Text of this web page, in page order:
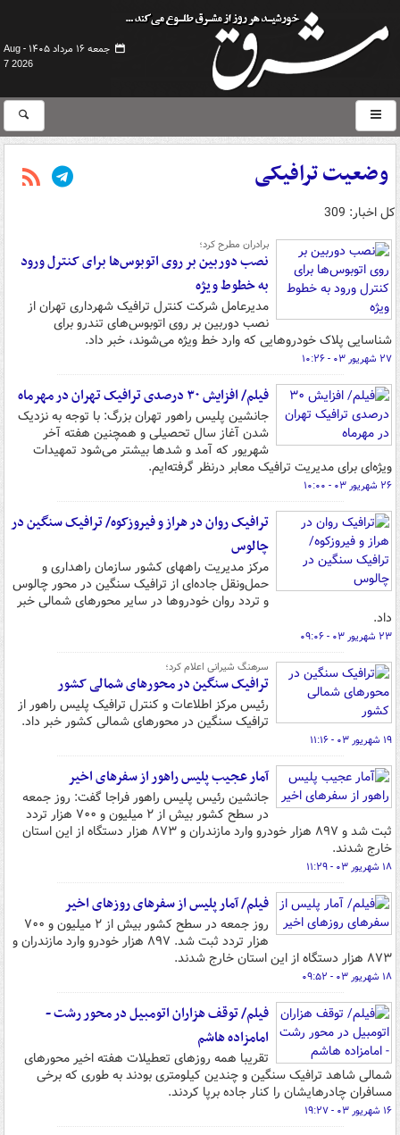
جمعه ۱۶ مرداد ۱۴۰۵ -
Aug
7 2026
وضعیت ترافیکی
کل اخبار: 309
برادران مطرح کرد؛
نصب دوربین بر روی اتوبوس‌ها برای کنترل ورود
به خطوط ویژه
مدیرعامل شرکت کنترل ترافیک شهرداری تهران از
نصب دوربین بر روی اتوبوس‌های تندرو برای
شناسایی پلاک خودروهایی که وارد خط ویژه می‌شوند، خبر داد.
۲۷ شهریور ۰۳ - ۱۰:۲۶
فیلم/ افزایش ۳۰ درصدی ترافیک تهران در مهرماه
جانشین پلیس راهور تهران بزرگ: با توجه به نزدیک
شدن آغاز سال تحصیلی و همچنین هفته آخر
شهریور که آمد و شدها بیشتر می‌شود تمهیدات
ویژه‌ای برای مدیریت ترافیک معابر درنظر گرفته‌ایم.
۲۶ شهریور ۰۳ - ۱۰:۰۰
ترافیک روان در هراز و فیروزکوه/ ترافیک سنگین در
چالوس
مرکز مدیریت راههای کشور سازمان راهداری و
حمل‌ونقل جاده‌ای از ترافیک سنگین در محور چالوس
و تردد روان خودروها در سایر محورهای شمالی خبر
داد.
۲۳ شهریور ۰۳ - ۰۹:۰۶
سرهنگ شیرانی اعلام کرد؛
ترافیک سنگین در محورهای شمالی کشور
رئیس مرکز اطلاعات و کنترل ترافیک پلیس راهور از
ترافیک سنگین در محورهای شمالی کشور خبر داد.
۱۹ شهریور ۰۳ - ۱۱:۱۶
آمار عجیب پلیس راهور از سفرهای اخیر
جانشین رئیس پلیس راهور فراجا گفت: روز جمعه
در سطح کشور بیش از ۲ میلیون و ۷۰۰ هزار تردد
ثبت شد و ۸۹۷ هزار خودرو وارد مازندران و ۸۷۳ هزار دستگاه از این استان
خارج شدند.
۱۸ شهریور ۰۳ - ۱۱:۲۹
فیلم/ آمار پلیس از سفرهای روزهای اخیر
روز جمعه در سطح کشور بیش از ۲ میلیون و ۷۰۰
هزار تردد ثبت شد. ۸۹۷ هزار خودرو وارد مازندران و
۸۷۳ هزار دستگاه از این استان خارج شدند.
۱۸ شهریور ۰۳ - ۰۹:۵۲
فیلم/ توقف هزاران اتومبیل در محور رشت -
امامزاده هاشم
تقریبا همه روزهای تعطیلات هفته اخیر محورهای
شمالی شاهد ترافیک سنگین و چندین کیلومتری بودند به طوری که برخی
مسافران چادرهایشان را کنار جاده برپا کردند.
۱۶ شهریور ۰۳ - ۱۹:۲۷